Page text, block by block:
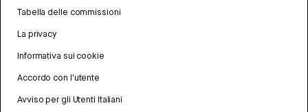
Tabella delle commissioni
La privacy
Informativa sui cookie
Accordo con l'utente
Avviso per gli Utenti Italiani